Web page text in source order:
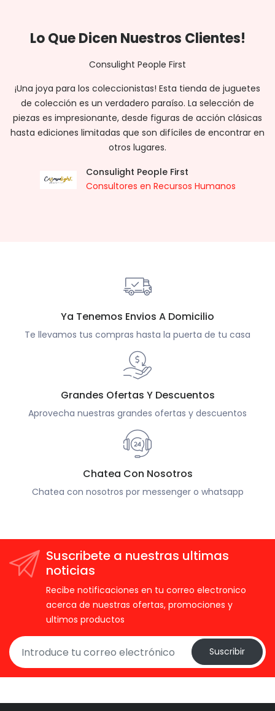
Lo Que Dicen Nuestros Clientes!
Consulight People First
¡Una joya para los coleccionistas! Esta tienda de juguetes
de colección es un verdadero paraíso. La selección de
piezas es impresionante, desde figuras de acción clásicas
hasta ediciones limitadas que son difíciles de encontrar en
otros lugares.
Consulight People First
Consultores en Recursos Humanos
Ya Tenemos Envios A Domicilio
Te llevamos tus compras hasta la puerta de tu casa
Grandes Ofertas Y Descuentos
Aprovecha nuestras grandes ofertas y descuentos
Chatea Con Nosotros
Chatea con nosotros por messenger o whatsapp
Suscribete a nuestras ultimas
noticias
Recibe notificaciones en tu correo electronico
acerca de nuestras ofertas, promociones y
ultimos productos
Suscribir